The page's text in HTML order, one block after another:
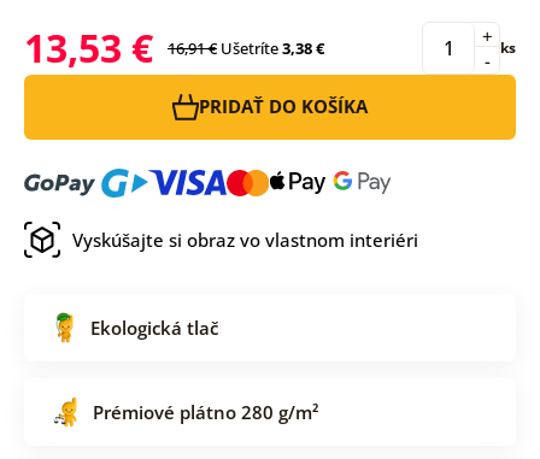
13,53 € 16,91 € Ušetríte3,38 € -
+ ks
PRIDAŤ DO KOŠÍKA
Vyskúšajte si obraz vo vlastnom interiéri
Ekologická tlač
Prémiové plátno 280 g/m²